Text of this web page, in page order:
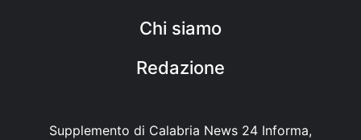
Chi siamo
Redazione
Supplemento di Calabria News 24 Informa,